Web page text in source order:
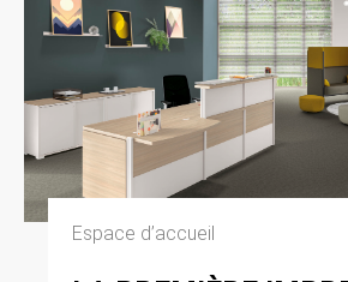
Espace d’accueil